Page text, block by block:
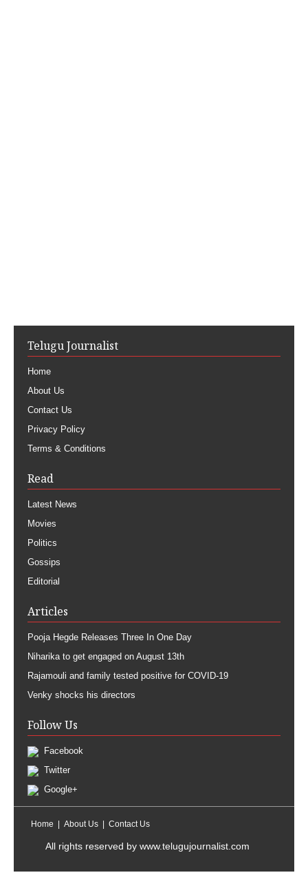
Telugu Journalist
Home
About Us
Contact Us
Privacy Policy
Terms & Conditions
Read
Latest News
Movies
Politics
Gossips
Editorial
Articles
Pooja Hegde Releases Three In One Day
Niharika to get engaged on August 13th
Rajamouli and family tested positive for COVID-19
Venky shocks his directors
Follow Us
Facebook
Twitter
Google+
Home About Us Contact Us
All rights reserved by www.telugujournalist.com